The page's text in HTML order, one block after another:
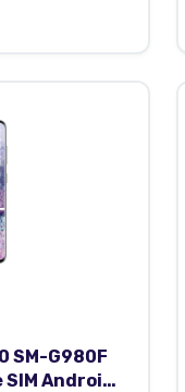
SM-G980F
SIM Android